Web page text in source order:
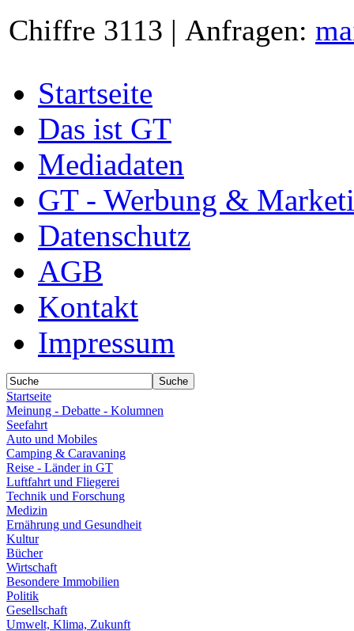
Chiffre 3113 | Anfragen:
Startseite
Das ist GT
Mediadaten
GT - Werbung &
Datenschutz
AGB
Kontakt
Impressum
Startseite
Meinung - Debatte - Kolumnen
Seefahrt
Auto und Mobiles
Camping & Caravaning
Reise - Länder in GT
Luftfahrt und Fliegerei
Technik und Forschung
Medizin
Ernährung und Gesundheit
Kultur
Bücher
Wirtschaft
Besondere Immobilien
Politik
Gesellschaft
Umwelt, Klima, Zukunft